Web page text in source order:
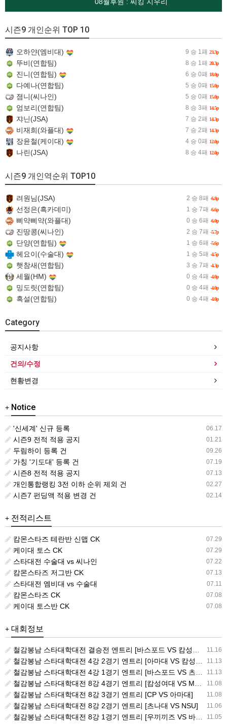
시즌9 개인순위 TOP 10
9 승 1패 23.3p
오하얀(엠비대)
8 승 1패 20.3p
뚜비(연합팀)
6 승 0패 18.0p
진니(연합팀)
5 승 0패 15.0p
다예나(연합팀)
5 승 0패 15.0p
졈니(씨나인)
8 승 3패 14.5p
엄보리(연합팀)
7 승 2패 14.3p
쟈닌(JSA)
7 승 2패 14.3p
비재희(와플대)
4 승 0패 12.0p
장윤철(케이대)
8 승 4패 12.0p
나린(JSA)
시즌9 개인역순위 TOP10
2 승 8패 -6.8p
려원님(JSA)
1 승 7패 -6.6p
선정은(흑카데미)
0 승 6패 -6.0p
삐약삐약(와플대)
2 승 7패 -5.7p
진땅콩(씨나인)
1 승 6패 -5.6p
단양(연합팀)
1 승 5패 -4.5p
헤요이(수술대)
3 승 7패 -4.3p
햇참새(연합팀)
0 승 4패 -4.0p
세월(HM)
0 승 4패 -4.0p
밍도릿(연합팀)
0 승 4패 -4.0p
흑설(연합팀)
Category
공지사항
건의/수정
현황변경
+ Notice
06.17
'신세계' 신규 등록
01.21
시즌9 전적 적용 공지
09.26
두림하이 등록 건
07.19
가칭 '기도대' 등록 건
07.13
시즌8 전적 적용 공지
02.27
개인통합랭킹 3전 이하 순위 제외 건
02.14
시즌7 펀딩액 적용 변경 건
+ 전적리스트
07.29
캄몬스타즈 테란반 신맵 CK
07.29
케이대 토스 CK
07.22
스타대전 수술대 vs 씨나인
07.13
캄몬스타즈 저그반 CK
07.11
스타대전 엠비대 vs 수술대
07.08
캄몬스타즈 CK
07.08
케이대 토스반 CK
+ 대회정보
11.16
철감봉남 스타대학대전 결승전 엔트리 [바스포드 VS 캄성여대]
11.13
철감봉남 스타대학대전 4강 2경기 엔트리 [아마대 VS 캄성여대]
11.13
철감봉남 스타대학대전 4강 1경기 엔트리 [바스포드 VS 츠나대]
11.08
철감봉남 스타대학대전 8강 4경기 엔트리 [캄성여대 VS MSG]
11.08
철감봉남 스타대학대전 8강 3경기 엔트리 [CP VS 아마대]
11.06
철감봉남 스타대학대전 8강 2경기 엔트리 [츠나대 VS NSU]
11.05
철감봉남 스타대학대전 8강 1경기 엔트리 [우끼끼즈 VS 바스포드]